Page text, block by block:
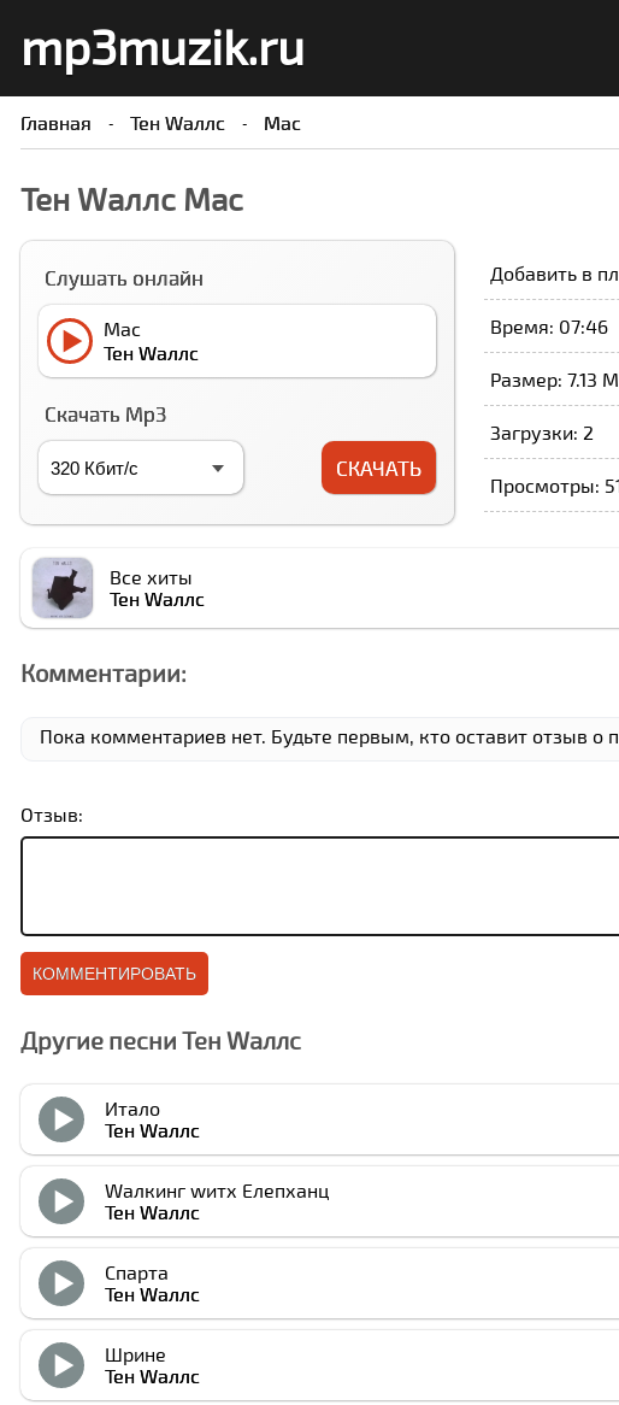
mp3muzik.ru
Главная Тен Wаллс Мас
Тен Wаллс Мас
Слушать онлайн
Мас
Тен Wаллс
Скачать Mp3
СКАЧАТЬ
Добавить в
Время: 07:46
Размер: 7.13
Загрузки: 2
Просмотры:
Все хиты
Тен Wаллс
Комментарии:
Пока комментариев нет. Будьте первым, кто оставит отзыв о
Отзыв:
Другие песни Тен Wаллс
Итало
Тен Wаллс
Wалкинг wитх Елепханц
Тен Wаллс
Спарта
Тен Wаллс
Шрине
Тен Wаллс